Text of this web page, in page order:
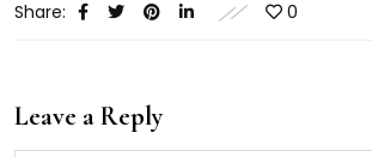
Share: 0
Leave a Reply